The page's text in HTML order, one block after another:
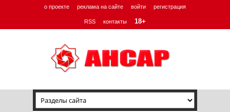
о проекте реклама на сайте войти регистрация
RSS контакты 18+